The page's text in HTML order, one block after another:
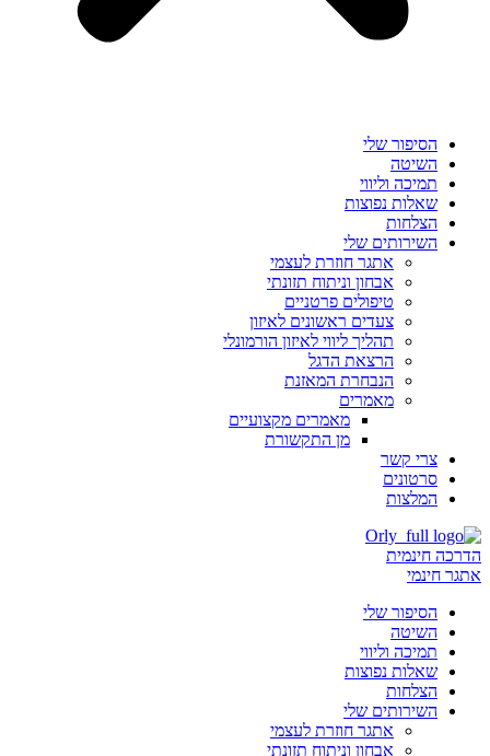
הסיפור שלי
השיטה
תמיכה וליווי
שאלות נפוצות
הצלחות
השירותים שלי
אתגר חוזרת לעצמי
אבחון וניתוח תזונתי
טיפולים פרטניים
צעדים ראשונים לאיזון
תהליך ליווי לאיזון הורמונלי
הרצאת הדגל
הנבחרת המאזנת
מאמרים
מאמרים מקצועיים
מן התקשורת
צרי קשר
סרטונים
המלצות
הדרכה חינמית
אתגר חינמי
הסיפור שלי
השיטה
תמיכה וליווי
שאלות נפוצות
הצלחות
השירותים שלי
אתגר חוזרת לעצמי
אבחון וניתוח תזונתי